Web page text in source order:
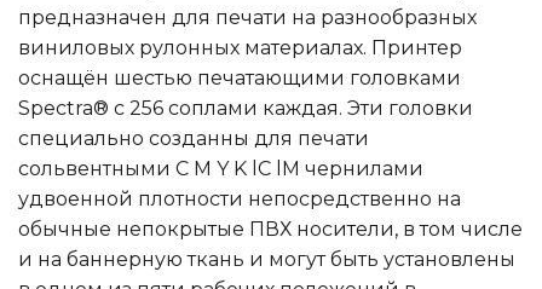
предназначен для печати на разнообразных
виниловых рулонных материалах. Принтер
оснащён шестью печатающими головками
Spectra® с 256 соплами каждая. Эти головки
специально созданны для печати
сольвентными C M Y K lC lM чернилами
удвоенной плотности непосредственно на
обычные непокрытые ПВХ носители, в том числе
и на баннерную ткань и могут быть установлены